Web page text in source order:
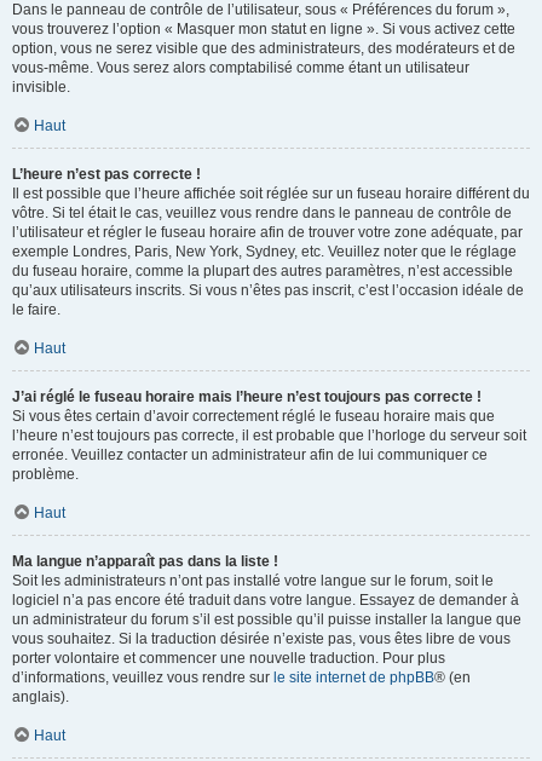
Dans le panneau de contrôle de l’utilisateur, sous « Préférences du forum »,
vous trouverez l’option « Masquer mon statut en ligne ». Si vous activez cette
option, vous ne serez visible que des administrateurs, des modérateurs et de
vous-même. Vous serez alors comptabilisé comme étant un utilisateur
invisible.
Haut
L’heure n’est pas correcte !
Il est possible que l’heure affichée soit réglée sur un fuseau horaire différent du
vôtre. Si tel était le cas, veuillez vous rendre dans le panneau de contrôle de
l’utilisateur et régler le fuseau horaire afin de trouver votre zone adéquate, par
exemple Londres, Paris, New York, Sydney, etc. Veuillez noter que le réglage
du fuseau horaire, comme la plupart des autres paramètres, n’est accessible
qu’aux utilisateurs inscrits. Si vous n’êtes pas inscrit, c’est l’occasion idéale de
le faire.
Haut
J’ai réglé le fuseau horaire mais l’heure n’est toujours pas correcte !
Si vous êtes certain d’avoir correctement réglé le fuseau horaire mais que
l’heure n’est toujours pas correcte, il est probable que l’horloge du serveur soit
erronée. Veuillez contacter un administrateur afin de lui communiquer ce
problème.
Haut
Ma langue n’apparaît pas dans la liste !
Soit les administrateurs n’ont pas installé votre langue sur le forum, soit le
logiciel n’a pas encore été traduit dans votre langue. Essayez de demander à
un administrateur du forum s’il est possible qu’il puisse installer la langue que
vous souhaitez. Si la traduction désirée n’existe pas, vous êtes libre de vous
porter volontaire et commencer une nouvelle traduction. Pour plus
d’informations, veuillez vous rendre sur le site internet de phpBB® (en
anglais).
Haut